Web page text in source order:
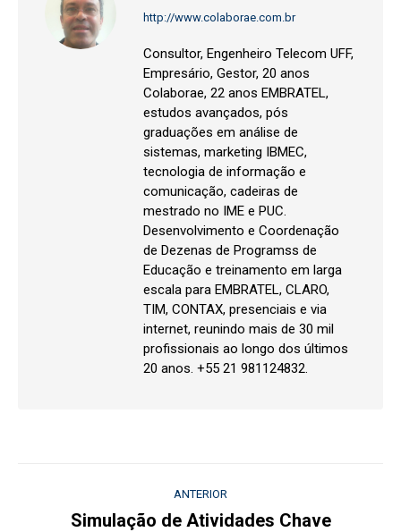
http://www.colaborae.com.br
Consultor, Engenheiro Telecom UFF,
Empresário, Gestor, 20 anos
Colaborae, 22 anos EMBRATEL,
estudos avançados, pós
graduações em análise de
sistemas, marketing IBMEC,
tecnologia de informação e
comunicação, cadeiras de
mestrado no IME e PUC.
Desenvolvimento e Coordenação
de Dezenas de Programss de
Educação e treinamento em larga
escala para EMBRATEL, CLARO,
TIM, CONTAX, presenciais e via
internet, reunindo mais de 30 mil
profissionais ao longo dos últimos
20 anos. +55 21 981124832.
ANTERIOR
Post
Simulação de Atividades Chave